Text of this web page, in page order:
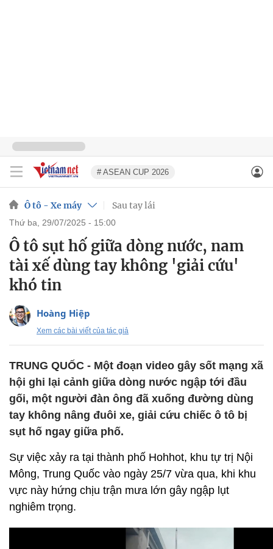
# ASEAN CUP 2026
Ô tô - Xe máy Sau tay lái
thứ ba, 29/07/2025 - 15:00
Ô tô sụt hố giữa dòng nước, nam
tài xế dùng tay không 'giải cứu'
khó tin
Hoàng Hiệp
Xem các bài viết của tác giả
TRUNG QUỐC - Một đoạn video gây sốt mạng xã
hội ghi lại cảnh giữa dòng nước ngập tới đầu
gối, một người đàn ông đã xuống đường dùng
tay không nâng đuôi xe, giải cứu chiếc ô tô bị
sụt hố ngay giữa phố.
Sự việc xảy ra tại thành phố Hohhot, khu tự trị Nội
Mông, Trung Quốc vào ngày 25/7 vừa qua, khi khu
vực này hứng chịu trận mưa lớn gây ngập lụt
nghiêm trọng.